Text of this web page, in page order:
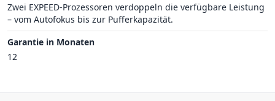
Zwei EXPEED-Prozessoren verdoppeln die verfügbare Leistung
– vom Autofokus bis zur Pufferkapazität.
Garantie in Monaten
12